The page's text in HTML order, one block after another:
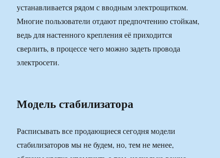
устанавливается рядом с вводным электрощитком.
Многие пользователи отдают предпочтению стойкам,
ведь для настенного крепления её приходится
сверлить, в процессе чего можно задеть провода
электросети.
Модель стабилизатора
Расписывать все продающиеся сегодня модели
стабилизаторов мы не будем, но, тем не менее,